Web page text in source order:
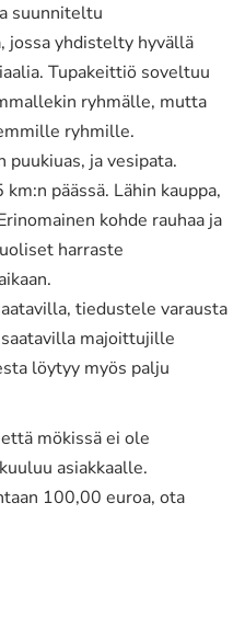
suunniteltu
jossa yhdistelty hyvällä
Tupakeittiö soveltuu
ryhmälle, mutta
ryhmille.
puukiuas, ja vesipata.
km:n päässä. Lähin kauppa,
kohde rauhaa ja
harraste
tiedustele varausta
majoittujille
löytyy myös palju
mökissä ei ole
asiakkaalle.
100,00 euroa, ota